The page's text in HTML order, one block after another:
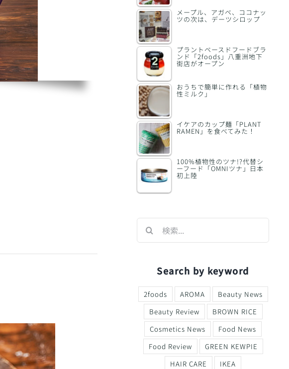
メープル、アガベ、ココナッ
ツの次は、デーツシロップ
プラントベースドフードブラ
ンド「2foods」八重洲地下
街店がオープン
おうちで簡単に作れる「植物
性ミルク」
イケアのカップ麺「PLANT
RAMEN」を食べてみた！
100%植物性のツナ!?代替シ
ーフード「OMNIツナ」日本
初上陸
Search by keyword
2foods AROMA
Beauty News
Beauty Review
BROWN RICE
Cosmetics News
Food News
Food Review
GREEN KEWPIE
HAIR CARE
IKEA